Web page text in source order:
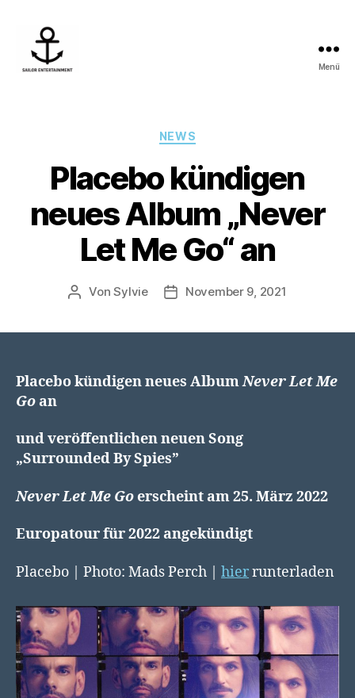
Menü
Kategorien
NEWS
Placebo kündigen
neues Album „Never
Let Me Go“ an
Beitragsautor
VonSylvie Veröffentlichungsdatum
November 9, 2021
Placebo kündigen neues AlbumNever Let Me
Go an
und veröffentlichen neuen Song
„Surrounded By Spies”
Never Let Me Goerscheint am 25. März 2022
Europatour für 2022 angekündigt
Placebo | Photo: Mads Perch | hierrunterladen